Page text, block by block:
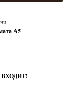
А5
ВХОДИТ!